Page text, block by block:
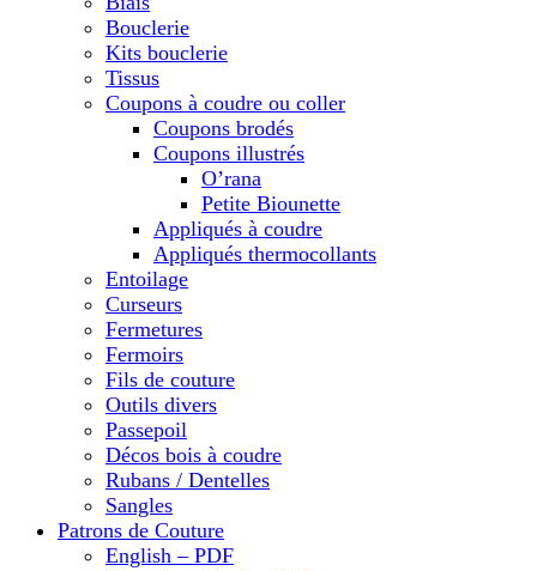
Bouclerie
Kits bouclerie
Tissus
Coupons à coudre ou coller
Coupons brodés
Coupons illustrés
O’rana
Petite Biounette
Appliqués à coudre
Appliqués thermocollants
Entoilage
Curseurs
Fermetures
Fermoirs
Fils de couture
Outils divers
Passepoil
Décos bois à coudre
Rubans / Dentelles
Sangles
Patrons de Couture
English – PDF